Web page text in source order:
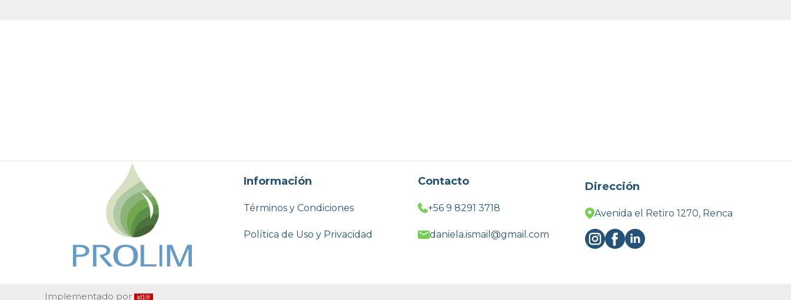
Información
Términos y Condiciones
Política de Uso y Privacidad
Contacto
+56 9 8291 3718
daniela.ismail@gmail.com
Dirección
Avenida el Retiro 1270, Renca
Implementado por id1®